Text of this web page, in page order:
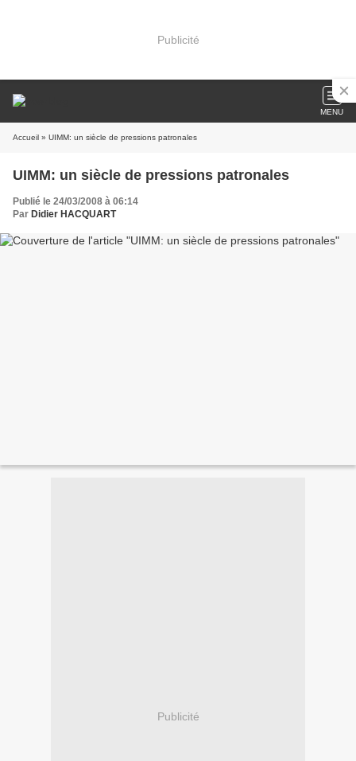
Publicité
MENU
Accueil » UIMM: un siècle de pressions patronales
UIMM: un siècle de pressions patronales
Publié le 24/03/2008 à 06:14
Par Didier HACQUART
Publicité